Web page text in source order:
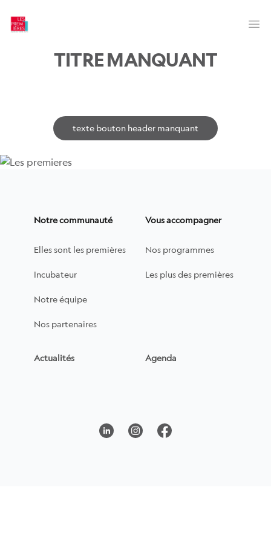
Les Premières
TITRE MANQUANT
texte bouton header manquant
Notre communauté
Elles sont les premières
Incubateur
Notre équipe
Nos partenaires
Vous accompagner
Nos programmes
Les plus des premières
Actualités Agenda
linkedininstagramfacebook